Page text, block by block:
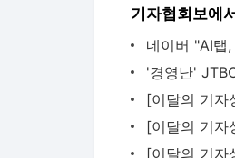
기자협회보에